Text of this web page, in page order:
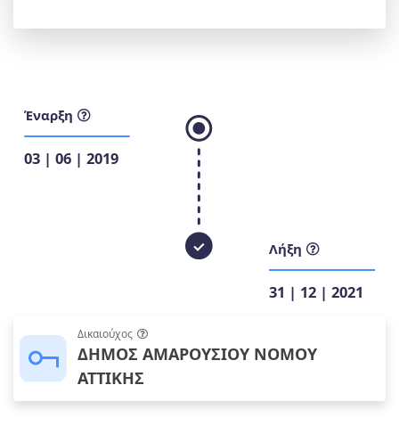
Έναρξη
03 | 06 | 2019
Λήξη
31 | 12 | 2021
Δικαιούχος
ΔΗΜΟΣ ΑΜΑΡΟΥΣΙΟΥ ΝΟΜΟΥ
ΑΤΤΙΚΗΣ